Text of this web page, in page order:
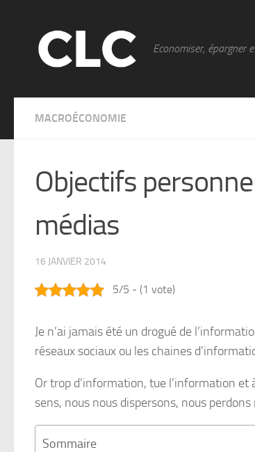
Economiser, épargner
MACROÉCONOMIE
Objectifs
médias
16 JANVIER 2014
5/5 - (1 vote)
Je n’ai jamais été un drogué de
réseaux sociaux ou les chaines
Or trop d’information, tue l’information et
sens, nous nous dispersons, nous
Sommaire